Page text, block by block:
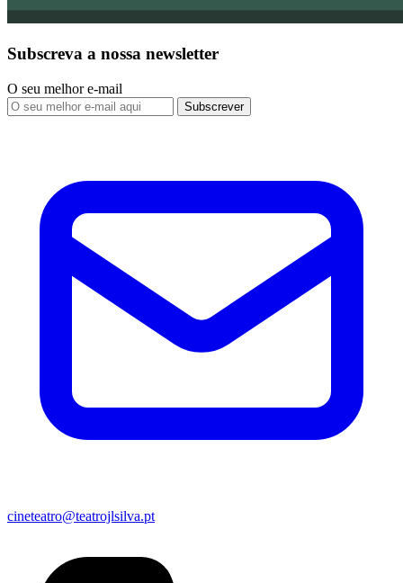
Subscreva a nossa newsletter
O seu melhor e-mail
Subscrever
cineteatro@teatrojlsilva.pt